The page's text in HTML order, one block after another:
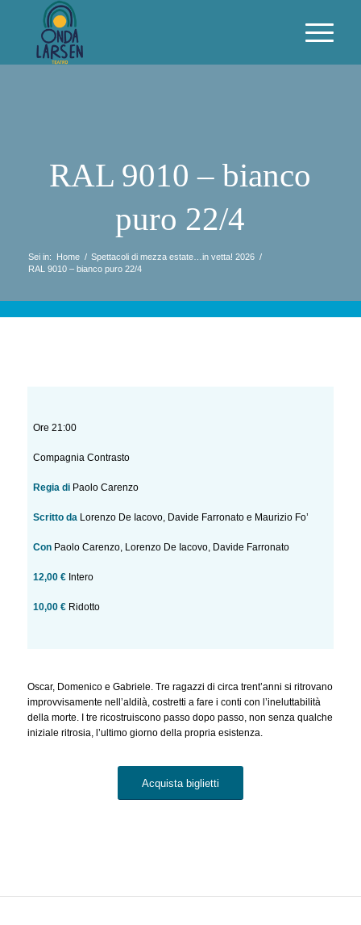
RAL 9010 – bianco
puro 22/4
Sei in: Home / Spettacoli di mezza estate…in vetta! 2026 /
RAL 9010 – bianco puro 22/4
Ore 21:00
Compagnia Contrasto
Regia di Paolo Carenzo
Scritto da Lorenzo De Iacovo, Davide Farronato e Maurizio Fo’
Con Paolo Carenzo, Lorenzo De Iacovo, Davide Farronato
12,00 € Intero
10,00 € Ridotto
Oscar, Domenico e Gabriele. Tre ragazzi di circa trent’anni si ritrovano
improvvisamente nell’aldilà, costretti a fare i conti con l’ineluttabilità
della morte. I tre ricostruiscono passo dopo passo, non senza qualche
iniziale ritrosia, l’ultimo giorno della propria esistenza.
Acquista biglietti